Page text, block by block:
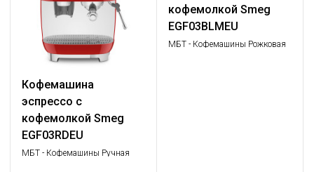
Кофемашина
эспрессо с
кофемолкой Smeg
EGF03RDEU
МБТ - Кофемашины Ручная
кофемолкой Smeg
EGF03BLMEU
МБТ - Кофемашины Рожковая